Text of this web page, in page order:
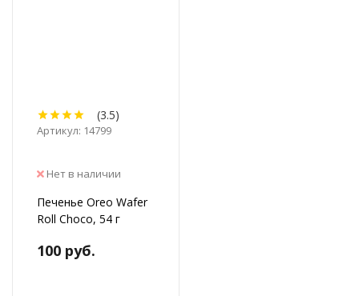
(3.5)
Артикул: 14799
Нет в наличии
Печенье Oreo Wafer
Roll Choco, 54 г
100 руб.